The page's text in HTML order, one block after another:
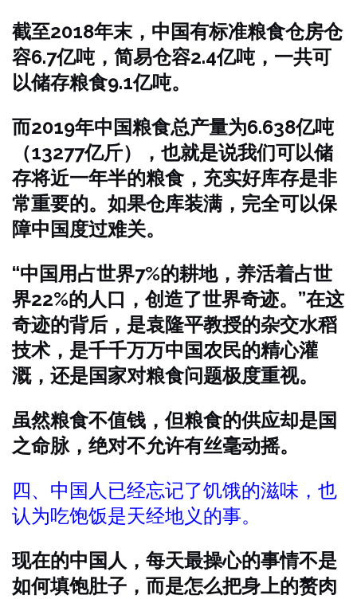
截至2018年末，中国有标准粮食仓房仓
容6.7亿吨，简易仓容2.4亿吨，一共可
以储存粮食9.1亿吨。
而2019年中国粮食总产量为6.638亿吨
（13277亿斤），也就是说我们可以储
存将近一年半的粮食，充实好库存是非
常重要的。如果仓库装满，完全可以保
障中国度过难关。
“中国用占世界7%的耕地，养活着占世
界22%的人口，创造了世界奇迹。”在这
奇迹的背后，是袁隆平教授的杂交水稻
技术，是千千万万中国农民的精心灌
溉，还是国家对粮食问题极度重视。
虽然粮食不值钱，但粮食的供应却是国
之命脉，绝对不允许有丝毫动摇。
四、中国人已经忘记了饥饿的滋味，也
认为吃饱饭是天经地义的事。
现在的中国人，每天最操心的事情不是
如何填饱肚子，而是怎么把身上的赘肉